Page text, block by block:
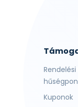
Kuponok